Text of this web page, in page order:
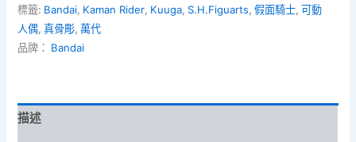
標籤: Bandai, Kaman Rider, Kuuga, S.H.Figuarts,假面騎士,可動
人偶,真骨彫,萬代
品牌： Bandai
描述